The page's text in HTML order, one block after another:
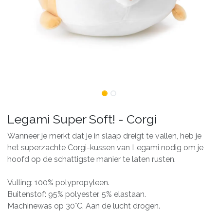
Legami Super Soft! - Corgi
Wanneer je merkt dat je in slaap dreigt te vallen, heb je
het superzachte Corgi-kussen van Legami nodig om je
hoofd op de schattigste manier te laten rusten.
Vulling: 100% polypropyleen.
Buitenstof: 95% polyester, 5% elastaan.
Machinewas op 30°C. Aan de lucht drogen.